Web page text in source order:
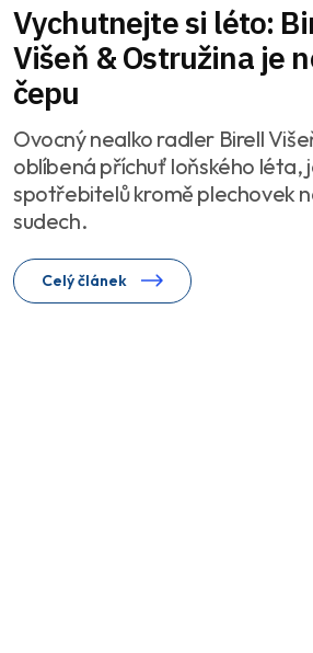
Vychutnejte si léto:
Višeň & Ostružina je
čepu
Ovocný nealko radler Birell
oblíbená příchuť loňského léta,
spotřebitelů kromě plechovek
sudech.
Celý článek